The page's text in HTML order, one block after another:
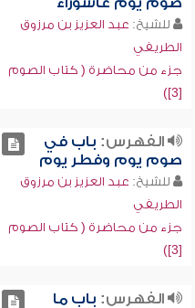
للشيخ: عبد العزيز بن مرزوق
الطريفي
جزء من محاضرة ( كتاب الصوم
[3])
الفهرس: باب في
صوم يوم وفطر يوم
للشيخ: عبد العزيز بن مرزوق
الطريفي
جزء من محاضرة ( كتاب الصوم
[3])
الفهرس: باب ما